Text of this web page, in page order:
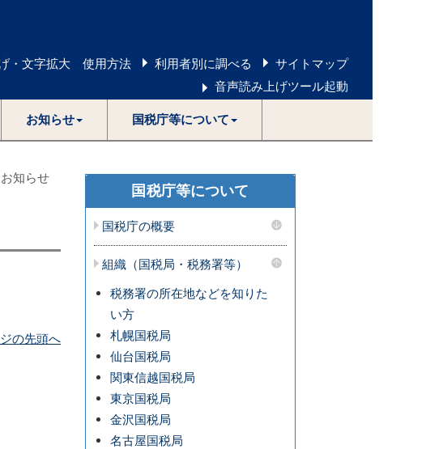
・文字拡大 使用方法 利用者別に調べる
サイトマップ
音声読み上げツール起動
お知らせ 国税庁等について
知らせ
の先頭へ
国税庁等について
国税庁の概要
組織（国税局・税務署等）
税務署の所在地などを知りた
い方
札幌国税局
仙台国税局
関東信越国税局
東京国税局
金沢国税局
名古屋国税局